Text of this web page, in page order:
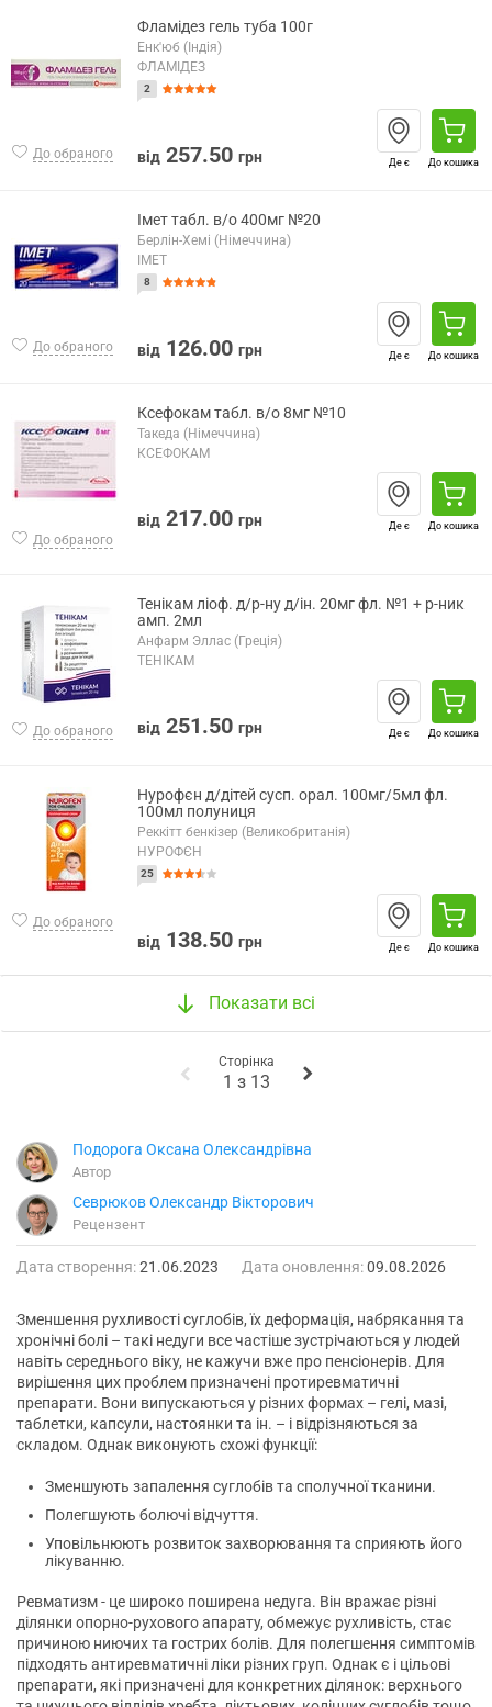
До обраного
Фламідез гель туба 100г
Енк'юб (Індія)
ФЛАМІДЕЗ
2
від 257.50 грн Де є До кошика
До обраного
Імет табл. в/о 400мг №20
Берлін-Хемі (Німеччина)
ІМЕТ
8
від 126.00 грн Де є До кошика
До обраного
Ксефокам табл. в/о 8мг №10
Такеда (Німеччина)
КСЕФОКАМ
від 217.00 грн Де є До кошика
До обраного
Тенікам ліоф. д/р-ну д/ін. 20мг фл. №1 + р-ник
амп. 2мл
Анфарм Эллас (Греція)
ТЕНІКАМ
від 251.50 грн Де є До кошика
До обраного
Нурофєн д/дітей сусп. орал. 100мг/5мл фл.
100мл полуниця
Реккітт бенкізер (Великобританія)
НУРОФЄН
25
від 138.50 грн Де є До кошика
Показати всі
Сторінка
1 з 13
Подорога Оксана Олександрівна
Автор
Севрюков Олександр Вікторович
Рецензент
Дата створення:21.06.2023 Дата оновлення:09.08.2026
Зменшення рухливості суглобів, їх деформація, набрякання та
хронічні болі – такі недуги все частіше зустрічаються у людей
навіть середнього віку, не кажучи вже про пенсіонерів. Для
вирішення цих проблем призначені протиревматичні
препарати. Вони випускаються у різних формах – гелі, мазі,
таблетки, капсули, настоянки та ін. – і відрізняються за
складом. Однак виконують схожі функції:
Зменшують запалення суглобів та сполучної тканини.
Полегшують болючі відчуття.
Уповільнюють розвиток захворювання та сприяють його
лікуванню.
Ревматизм - це широко поширена недуга. Він вражає різні
ділянки опорно-рухового апарату, обмежує рухливість, стає
причиною ниючих та гострих болів. Для полегшення симптомів
підходять антиревматичні ліки різних груп. Однак є і цільові
препарати, які призначені для конкретних ділянок: верхнього